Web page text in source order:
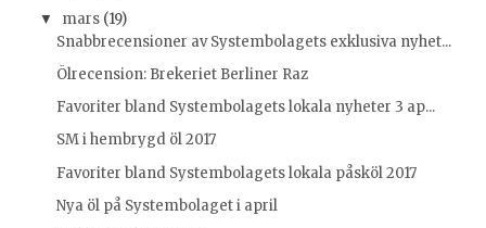
▼ mars (19)
Snabbrecensioner av Systembolagets exklusiva nyhet...
Ölrecension: Brekeriet Berliner Raz
Favoriter bland Systembolagets lokala nyheter 3 ap...
SM i hembrygd öl 2017
Favoriter bland Systembolagets lokala påsköl 2017
Nya öl på Systembolaget i april